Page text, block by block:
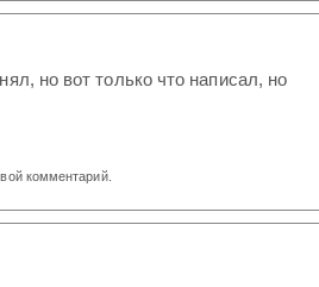
но вот только что написал, но
комментарий.